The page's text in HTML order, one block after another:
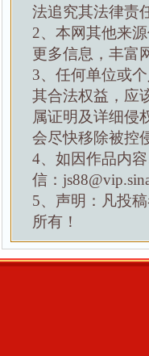
法追究其法律责
2、本网其他来
更多信息，丰富
3、任何单位或
其合法权益，应
属证明及详细侵
会尽快移除被控
4、如因作品内
信：
5、声明：凡投
所有！